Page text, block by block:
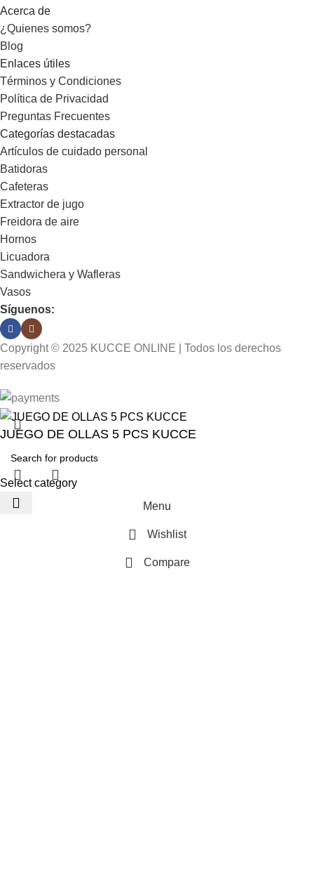
Acerca de
¿Quienes somos?
Blog
Enlaces útiles
Términos y Condiciones
Política de Privacidad
Preguntas Frecuentes
Categorías destacadas
Artículos de cuidado personal
Batidoras
Cafeteras
Extractor de jugo
Freidora de aire
Hornos
Licuadora
Sandwichera y Wafleras
Vasos
Síguenos:
Copyright © 2025 KUCCE ONLINE | Todos los derechos
reservados
Select category
JUEGO DE OLLAS 5 PCS KUCCE
Menu
Wishlist
Compare